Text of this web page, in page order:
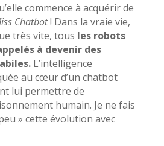
commence à acquérir de
Chatbot! Dans la vraie vie,
très vite, tous les robots
à devenir des
L’intelligence
au cœur d’un chatbot
lui permettre de
humain. Je ne fais
» cette évolution avec